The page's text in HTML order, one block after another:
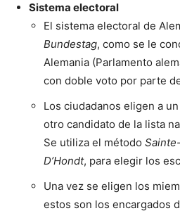
Sistema electoral
El sistema electoral de
Bundestag, como se le
Alemania (Parlamento
con doble voto por parte
Los ciudadanos eligen a
otro candidato de la lista
Se utiliza el método
D’Hondt, para elegir los
Una vez se eligen los
estos son los encargados